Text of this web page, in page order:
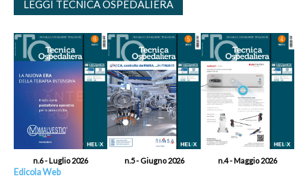
LEGGI TECNICA OSPEDALIERA
n.6 - Luglio 2026 n.5 - Giugno 2026 n.4 - Maggio 2026
Edicola Web